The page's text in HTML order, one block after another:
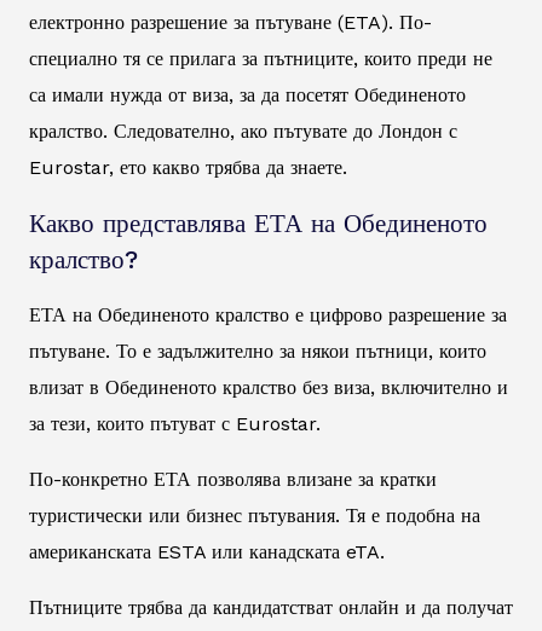
електронно разрешение за пътуване (ETA). По-
специално тя се прилага за пътниците, които преди не
са имали нужда от виза, за да посетят Обединеното
кралство. Следователно, ако пътувате до Лондон с
Eurostar, ето какво трябва да знаете.
Какво представлява ЕТА на Обединеното
кралство?
ЕТА на Обединеното кралство е цифрово разрешение за
пътуване. То е задължително за някои пътници, които
влизат в Обединеното кралство без виза, включително и
за тези, които пътуват с Eurostar.
По-конкретно ЕТА позволява влизане за кратки
туристически или бизнес пътувания. Тя е подобна на
американската ESTA или канадската eTA.
Пътниците трябва да кандидатстват онлайн и да получат